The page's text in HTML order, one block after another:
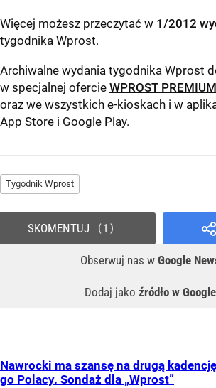
Więcej możesz przeczytać w 1/2012
tygodnika Wprost.
Archiwalne wydania tygodnika Wprost
w specjalnej ofercie WPROST PREMIUM
oraz we wszystkich e-kioskach i w
App Store i Google Play.
Tygodnik Wprost
Obserwuj nas w Google
Dodaj jako źródło w Google
SKOMENTUJ 1
Nawrocki ma szansę na drugą
go Polacy. Sondaż dla „Wprost”